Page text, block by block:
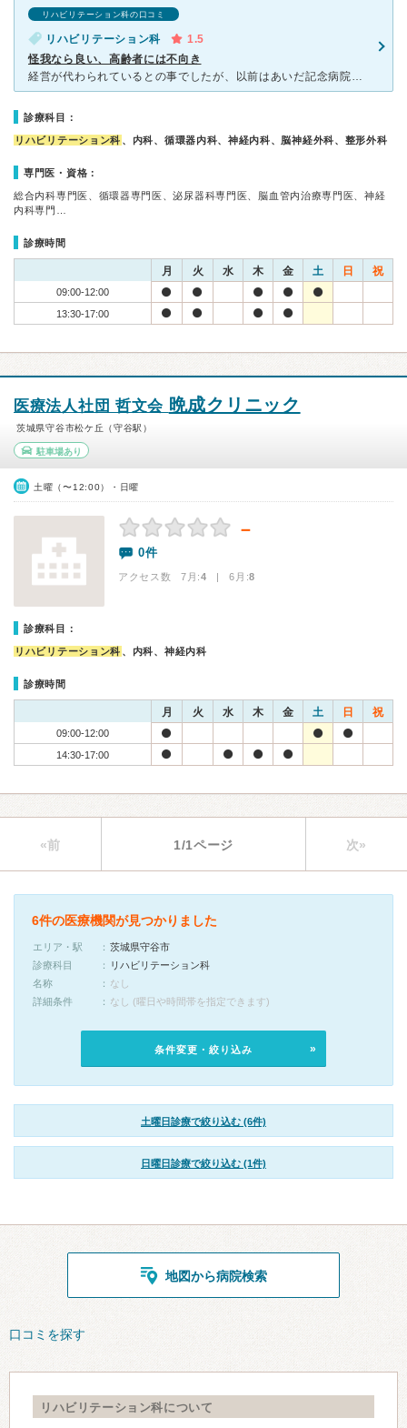
リハビリテーション科の口コミ
リハビリテーション科
1.5
怪我なら良い、高齢者には不向き
経営が代わられているとの事でしたが、以前はあいだ記念病院だったそうです。その当時入られた方の評判を信じて伺って見たものの 、病院を退院した当初は歩けさえすれば、トイレ行ければとの願いと共に親を預けま
診療科目：
リハビリテーション科 、内科、循環器内科、神経内科、脳神経外科、整形外科
専門医・資格：
総合内科専門医、循環器専門医、泌尿器科専門医、脳血管内治療専門医、神経
内科専門…
診療時間
月 火 水 木 金 土 日 祝
09:00-12:00
13:30-17:00
医療法人社団 哲文会 晩成クリニック
茨城県守谷市松ケ丘（守谷駅）
駐車場あり
土曜（〜12:00）・日曜
－
0件
アクセス数 7月:4 | 6月:8
診療科目：
リハビリテーション科 、内科、神経内科
診療時間
月 火 水 木 金 土 日 祝
09:00-12:00
14:30-17:00
«前 1/1ページ 次»
6件の医療機関が見つかりました
エリア・駅
茨城県守谷市
診療科目
リハビリテーション科
名称
なし
詳細条件
なし (曜日や時間帯を指定できます)
条件変更・絞り込み
土曜日診療で絞り込む (6件)
日曜日診療で絞り込む (1件)
地図から病院検索
口コミを探す
リハビリテーション科について